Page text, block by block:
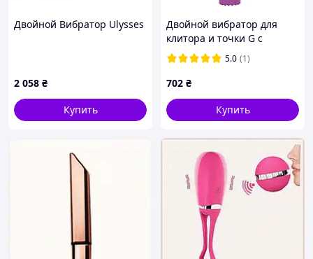
Двойной Вибратор Ulysses
2 058 ₴
Купить
Двойной вибратор для
клитора и точки G с
ротацией силиконовый
вибратор для взрослых
интимная игрушка с
5.0 (1)
702 ₴
Купить